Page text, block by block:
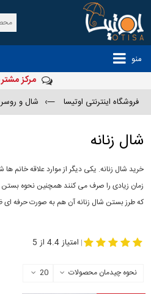
منو
مرکز
فروشگاه اینترنتی اوتیسا —› شال و
شال زنانه
خرید شال زنانه. یکی دیگر از موارد علاقه خانم
زمان زیادی را صرف می کنند همچنین نحوه بستن
که طرز بستن شال زنانه آن هم به صورت حرفه ای
| امتیاز 4.4 از 5
نحوه چیدمان محصولات 20